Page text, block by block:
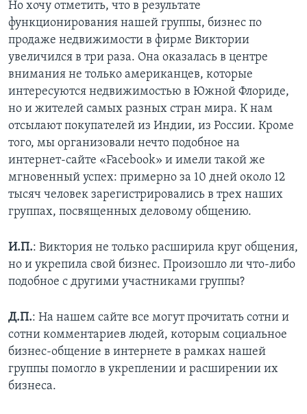
Но хочу отметить, что в результате
функционирования нашей группы, бизнес по
продаже недвижимости в фирме Виктории
увеличился в три раза. Она оказалась в центре
внимания не только американцев, которые
интересуются недвижимостью в Южной Флориде,
но и жителей самых разных стран мира. К нам
отсылают покупателей из Индии, из России. Кроме
того, мы организовали нечто подобное на
интернет-сайте «Facebook» и имели такой же
мгновенный успех: примерно за 10 дней около 12
тысяч человек зарегистрировались в трех наших
группах, посвященных деловому общению.
И.П.: Виктория не только расширила круг общения,
но и укрепила свой бизнес. Произошло ли что-либо
подобное с другими участниками группы?
Д.П.: На нашем сайте все могут прочитать сотни и
сотни комментариев людей, которым социальное
бизнес-общение в интернете в рамках нашей
группы помогло в укреплении и расширении их
бизнеса.